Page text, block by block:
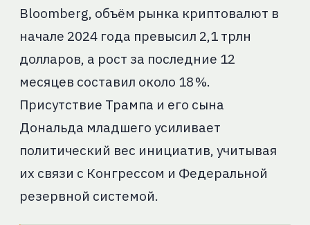
Bloomberg, объём рынка криптовалют в
начале 2024 года превысил 2,1 трлн
долларов, а рост за последние 12
месяцев составил около 18 %.
Присутствие Трампа и его сына
Дональда младшего усиливает
политический вес инициатив, учитывая
их связи с Конгрессом и Федеральной
резервной системой.